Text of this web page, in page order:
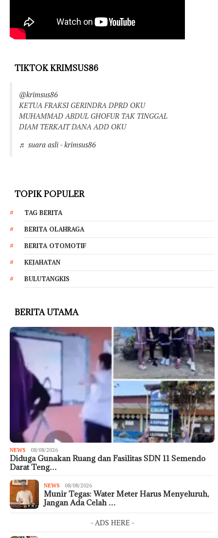
TIKTOK KRIMSUS86
@krimsus86
KETUA FRAKSI GERINDRA DPRD OKU
MUHAMMAD ABDUL GHOFUR TAK TINGGAL
DIAM TERKAIT DANA ADD OKU
♬ suara asli - krimsus86
TOPIK POPULER
TAG BERITA
BERITA OLAHRAGA
BERITA OTOMOTIF
KEJAHATAN
BULUTANGKIS
BERITA UTAMA
NEWS 08/08/2026
Diduga Gunakan Ruang dan Fasilitas SDN 11 Semendo
Darat Teng…
NEWS 08/08/2026
Munir Tegas: Water Meter Harus Menyeluruh,
Jangan Ada Celah …
- ADS HERE -